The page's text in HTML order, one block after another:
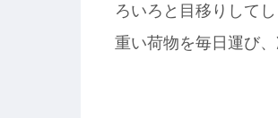
ろいろと目移りして
重い荷物を毎日運び